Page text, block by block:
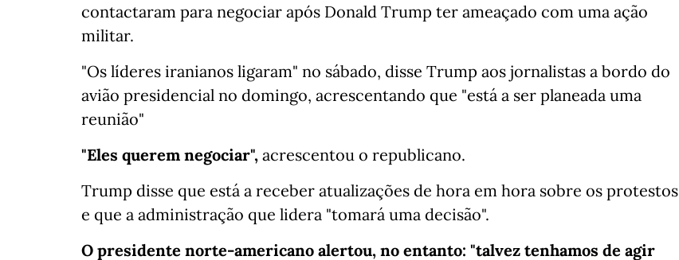
contactaram para negociar após Donald Trump ter ameaçado com uma ação
militar.
"Os líderes iranianos ligaram" no sábado, disse Trump aos jornalistas a bordo do
avião presidencial no domingo, acrescentando que "está a ser planeada uma
reunião"
"Eles querem negociar", acrescentou o republicano.
Trump disse que está a receber atualizações de hora em hora sobre os protestos
e que a administração que lidera "tomará uma decisão".
O presidente norte-americano alertou, no entanto: "talvez tenhamos de agir